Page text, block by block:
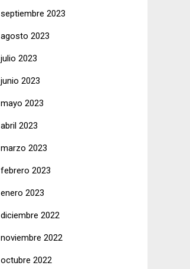
septiembre 2023
agosto 2023
julio 2023
junio 2023
mayo 2023
abril 2023
marzo 2023
febrero 2023
enero 2023
diciembre 2022
noviembre 2022
octubre 2022